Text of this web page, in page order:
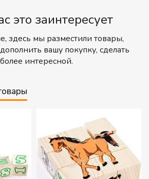
это заинтересует
здесь мы разместили товары,
вашу покупку, сделать
интересной.